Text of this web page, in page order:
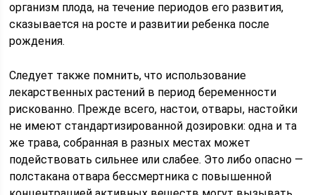
организм плода, на течение периодов его развития,
сказывается на росте и развитии ребенка после
рождения.
Следует также помнить, что использование
лекарственных растений в период беременности
рискованно. Прежде всего, настои, отвары, настойки
не имеют стандартизированной дозировки: одна и та
же трава, собранная в разных местах может
подействовать сильнее или слабее. Это либо опасно —
полстакана отвара бессмертника с повышенной